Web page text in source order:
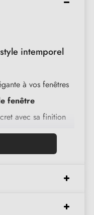
intemporel
à vos fenêtres
fenêtre
avec sa finition
dans divers
un usage